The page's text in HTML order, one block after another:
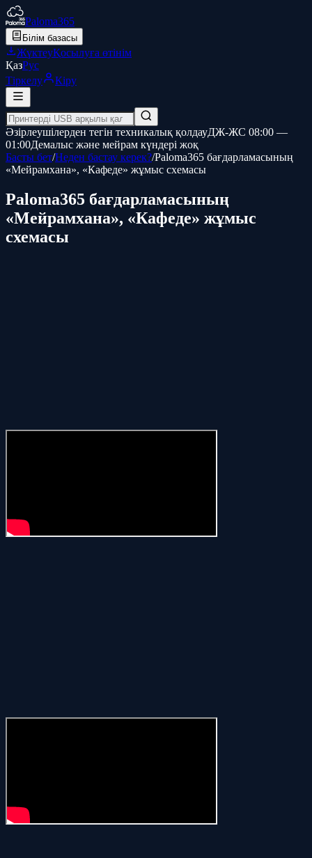
Paloma365
Білім базасы
ЖүктеуҚосылуға өтінім
ҚазРус
Тіркелу
Кіру
Әзірлеушілерден тегін техникалық қолдауДЖ-ЖС 08:00 —
01:00Демалыс және мейрам күндері жоқ
Басты бет/Неден бастау керек?/Paloma365 бағдарламасының
«Мейрамхана», «Кафеде» жұмыс схемасы
Paloma365 бағдарламасының
«Мейрамхана», «Кафеде» жұмыс
схемасы